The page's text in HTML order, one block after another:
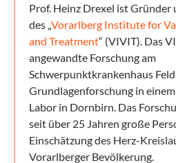
Prof. Heinz Drexel ist
des „Vorarlberg Institute for
and Treatment“ (VIVIT). Das
angewandte Forschung am
Schwerpunktkrankenhaus
Grundlagenforschung in
Labor in Dornbirn. Das
seit über 25 Jahren große
Einschätzung des Herz-
Vorarlberger Bevölkerung.